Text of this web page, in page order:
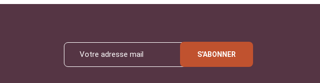
S'ABONNER